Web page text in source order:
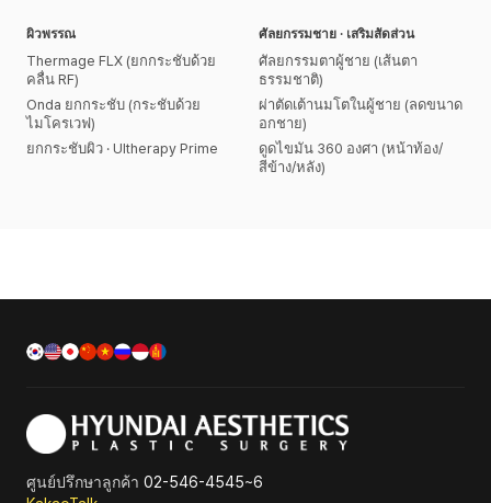
ผิวพรรณ
Thermage FLX (ยกกระชับด้วย
คลื่น RF)
Onda ยกกระชับ (กระชับด้วย
ไมโครเวฟ)
ยกกระชับผิว · Ultherapy Prime
ศัลยกรรมชาย · เสริมสัดส่วน
ศัลยกรรมตาผู้ชาย (เส้นตา
ธรรมชาติ)
ผ่าตัดเต้านมโตในผู้ชาย (ลดขนาด
อกชาย)
ดูดไขมัน 360 องศา (หน้าท้อง/
สีข้าง/หลัง)
ศูนย์ปรึกษาลูกค้า 02-546-4545~6